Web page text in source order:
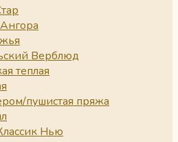
Верблюд
теплая
пушистая пряжа
Нью